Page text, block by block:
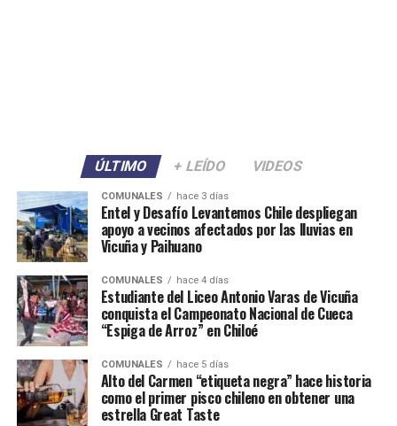
ÚLTIMO + LEÍDO VIDEOS
COMUNALES hace 3 días
Entel y Desafío Levantemos Chile despliegan
apoyo a vecinos afectados por las lluvias en
Vicuña y Paihuano
COMUNALES hace 4 días
Estudiante del Liceo Antonio Varas de Vicuña
conquista el Campeonato Nacional de Cueca
“Espiga de Arroz” en Chiloé
COMUNALES hace 5 días
Alto del Carmen “etiqueta negra” hace historia
como el primer pisco chileno en obtener una
estrella Great Taste